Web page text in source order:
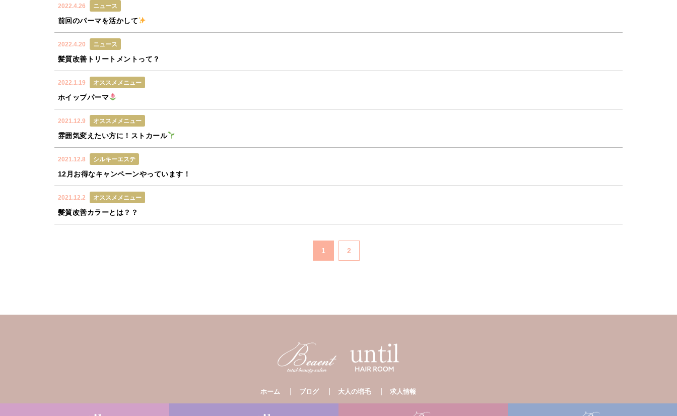
2022.4.26 ニュース
前回のパーマを活かして
2022.4.20 ニュース
髪質改善トリートメントって？
2022.1.19 オススメメニュー
ホイップパーマ
2021.12.9 オススメメニュー
雰囲気変えたい方に！ストカール
2021.12.8 シルキーエステ
12月お得なキャンペーンやっています！
2021.12.2 オススメメニュー
髪質改善カラーとは？？
1 2
ホーム ブログ 大人の増毛 求人情報